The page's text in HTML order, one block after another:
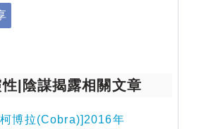
|陰謀揭露相關文章
博拉(Cobra)]2016年